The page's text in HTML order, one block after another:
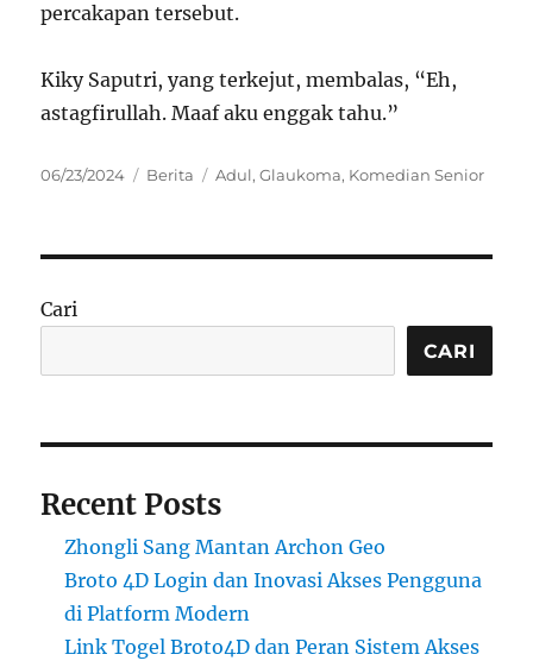
percakapan tersebut.
Kiky Saputri, yang terkejut, membalas, “Eh,
astagfirullah. Maaf aku enggak tahu.”
Posted
06/23/2024 Categories
Berita Tags
Adul,Glaukoma, Komedian Senior
Cari
CARI
Recent Posts
Zhongli Sang Mantan Archon Geo
Broto 4D Login dan Inovasi Akses Pengguna
di Platform Modern
Link Togel Broto4D dan Peran Sistem Akses